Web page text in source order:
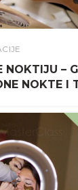
NOKTIJU –
NOKTE I